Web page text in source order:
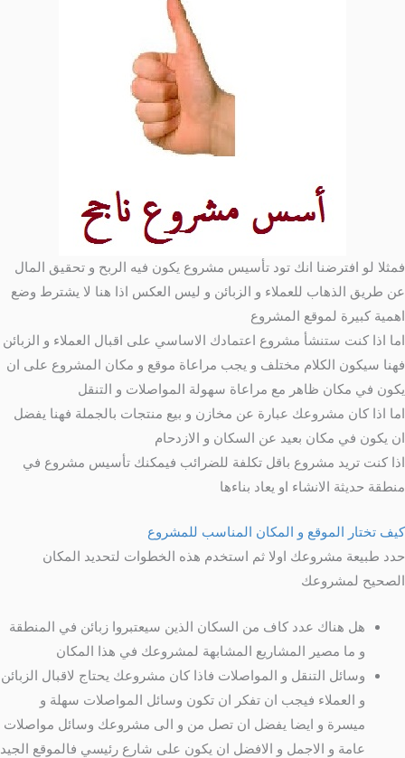
فمثلا لو افترضنا انك تود تأسيس مشروع يكون فيه الربح و تحقيق المال
عن طريق الذهاب للعملاء و الزبائن و ليس العكس اذا هنا لا يشترط وضع
اهمية كبيرة لموقع المشروع
اما اذا كنت ستنشأ مشروع اعتمادك الاساسي على اقبال العملاء و الزبائن
فهنا سيكون الكلام مختلف و يجب مراعاة موقع و مكان المشروع على ان
يكون في مكان ظاهر مع مراعاة سهولة المواصلات و التنقل
اما اذا كان مشروعك عبارة عن مخازن و بيع منتجات بالجملة فهنا يفضل
ان يكون في مكان بعيد عن السكان و الازدحام
اذا كنت تريد مشروع باقل تكلفة للضرائب فيمكنك تأسيس مشروع في
منطقة حديثة الانشاء او يعاد بناءها
كيف تختار الموقع و المكان المناسب للمشروع
حدد طبيعة مشروعك اولا ثم استخدم هذه الخطوات لتحديد المكان
الصحيح لمشروعك
هل هناك عدد كاف من السكان الذين سيعتبروا زبائن في المنطقة
و ما مصير المشاريع المشابهة لمشروعك في هذا المكان
وسائل التنقل و المواصلات فاذا كان مشروعك يحتاج لاقبال الزبائن
و العملاء فيجب ان تفكر ان تكون وسائل المواصلات سهلة و
ميسرة و ايضا يفضل ان تصل من و الى مشروعك وسائل مواصلات
عامة و الاجمل و الافضل ان يكون على شارع رئيسي فالموقع الجيد